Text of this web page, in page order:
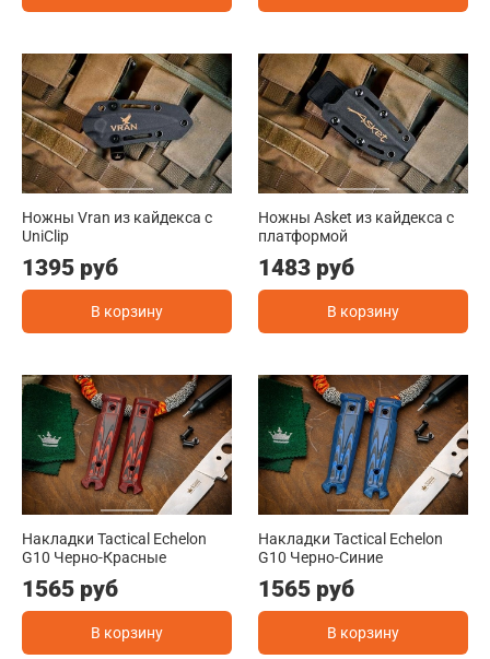
Ножны Vran из кайдекса c
UniClip
1395 руб
В корзину
Ножны Asket из кайдекса c
платформой
1483 руб
В корзину
Накладки Tactical Echelon
G10 Черно-Красные
1565 руб
В корзину
Накладки Tactical Echelon
G10 Черно-Синие
1565 руб
В корзину